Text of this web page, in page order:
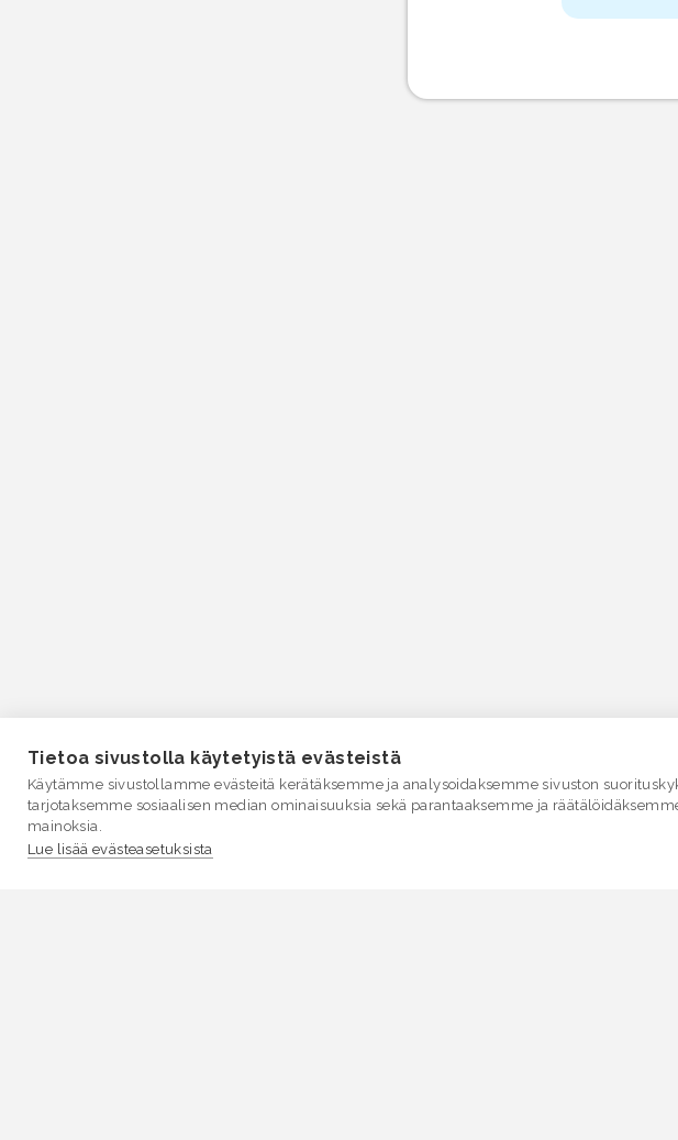
Tietoa sivustolla käytetyistä evästeistä
Käytämme sivustollamme evästeitä kerätäksemme ja analysoidaksemme sivuston
tarjotaksemme sosiaalisen median ominaisuuksia sekä parantaaksemme ja
mainoksia.
Lue lisää evästeasetuksista